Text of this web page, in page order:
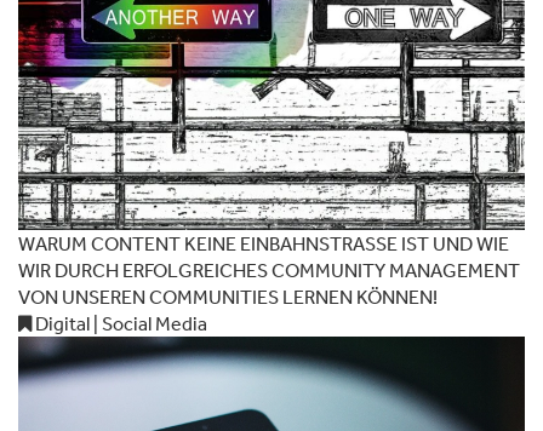
WARUM CONTENT KEINE EINBAHNSTRASSE IST UND WIE
WIR DURCH ERFOLGREICHES COMMUNITY MANAGEMENT
VON UNSEREN COMMUNITIES LERNEN KÖNNEN!
Digital | Social Media